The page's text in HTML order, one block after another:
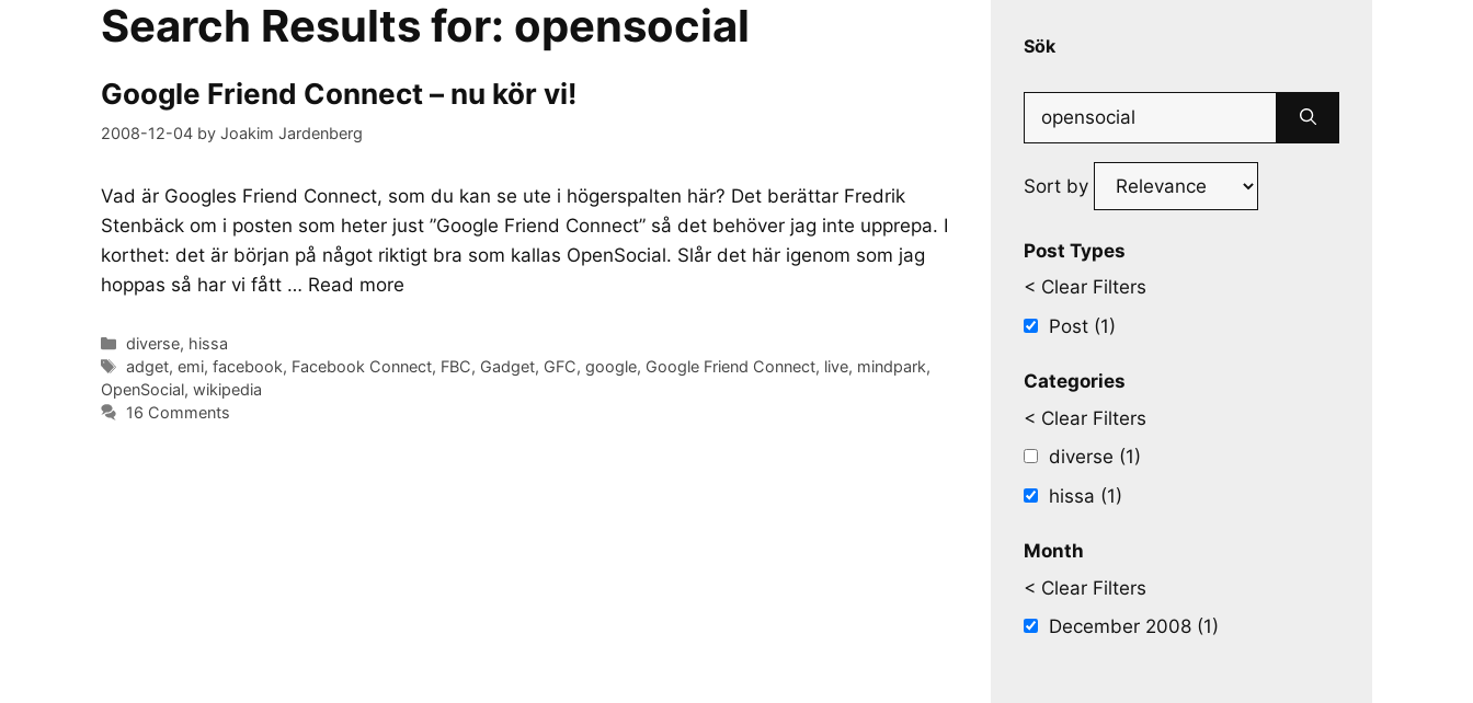
Search Results for: opensocial
Google Friend Connect – nu kör vi!
2008-12-04 by Joakim Jardenberg
Vad är Googles Friend Connect, som du kan se ute i högerspalten här? Det berättar Fredrik
Stenbäck om i posten som heter just ”Google Friend Connect” så det behöver jag inte upprepa. I
korthet: det är början på något riktigt bra som kallas OpenSocial. Slår det här igenom som jag
hoppas så har vi fått … Read more
Categories
diverse, hissa
Tags
adget,emi,facebook, Facebook Connect, FBC, Gadget, GFC,google, Google Friend Connect, live, mindpark,
OpenSocial, wikipedia
16 Comments
Sök
Sort by
Post Types
< Clear Filters
Post (1)
Categories
< Clear Filters
diverse (1)
hissa (1)
Month
< Clear Filters
December 2008 (1)